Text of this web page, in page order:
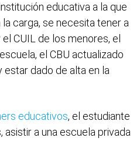
educativa a la que
carga, se necesita tener a
CUIL de los menores, el
el CBU actualizado
estar dado de alta en la
educativos, el estudiante
a una escuela privada